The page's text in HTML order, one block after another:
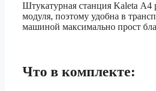
Штукатурная станция Kaleta А4
модуля, поэтому удобна в
машиной максимально прост
Что в комплекте: